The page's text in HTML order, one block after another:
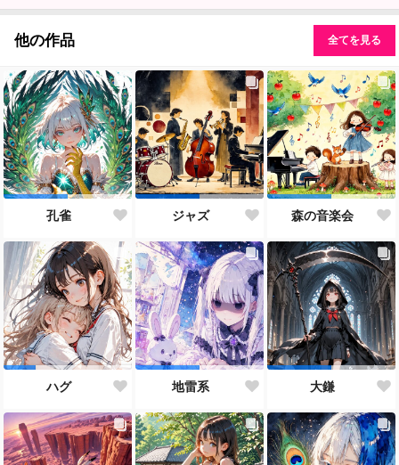
他の作品 全てを見る
孔雀 ジャズ 森の音楽会
ハグ 地雷系 大鎌